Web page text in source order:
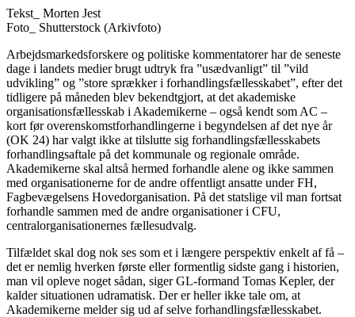
Tekst_ Morten Jest
Foto_ Shutterstock (Arkivfoto)
Arbejdsmarkedsforskere og politiske kommentatorer har de seneste
dage i landets medier brugt udtryk fra ”usædvanligt” til ”vild
udvikling” og ”store sprækker i forhandlingsfællesskabet”, efter det
tidligere på måneden blev bekendtgjort, at det akademiske
organisationsfællesskab i Akademikerne – også kendt som AC –
kort før overenskomstforhandlingerne i begyndelsen af det nye år
(OK 24) har valgt ikke at tilslutte sig forhandlingsfællesskabets
forhandlingsaftale på det kommunale og regionale område.
Akademikerne skal altså hermed forhandle alene og ikke sammen
med organisationerne for de andre offentligt ansatte under FH,
Fagbevægelsens Hovedorganisation. På det statslige vil man fortsat
forhandle sammen med de andre organisationer i CFU,
centralorganisationernes fællesudvalg.
Tilfældet skal dog nok ses som et i længere perspektiv enkelt af få –
det er nemlig hverken første eller formentlig sidste gang i historien,
man vil opleve noget sådan, siger GL-formand Tomas Kepler, der
kalder situationen udramatisk. Der er heller ikke tale om, at
Akademikerne melder sig ud af selve forhandlingsfællesskabet.